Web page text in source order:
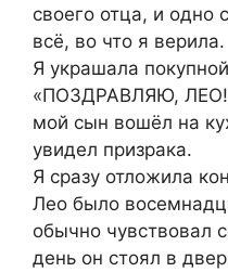
своего отца, и одно
всё, во что я верила.
Я украшала
«ПОЗДРАВЛЯЮ,
мой сын вошёл на
увидел призрака.
Я сразу отложила
Лео было
обычно чувствовал
день он стоял в